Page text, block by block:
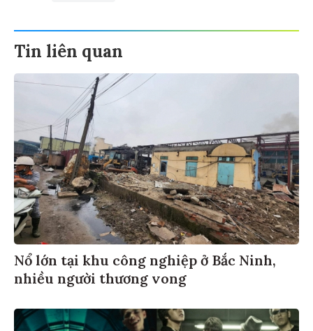
Tin liên quan
Nổ lớn tại khu công nghiệp ở Bắc Ninh,
nhiều người thương vong